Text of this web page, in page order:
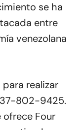
se ha
entre
venezolana
realizar
802-9425.
ofrece Four